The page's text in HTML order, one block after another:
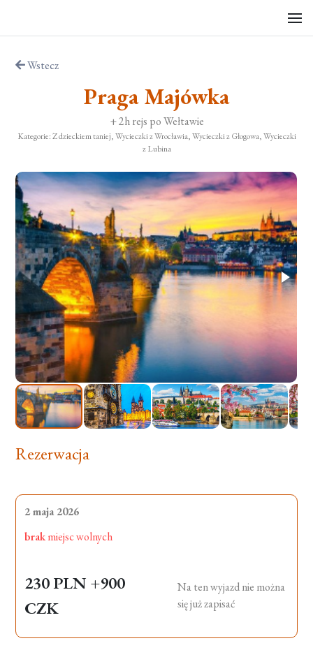
Wstecz
Praga Majówka
+ 2h rejs po Wełtawie
Kategorie: Z dzieckiem taniej, Wycieczki z Wrocławia, Wycieczki z Głogowa, Wycieczki
z Lubina
Rezerwacja
2 maja 2026
brakmiejsc wolnych
230 PLN +900
CZK
Na ten wyjazd nie można
się już zapisać